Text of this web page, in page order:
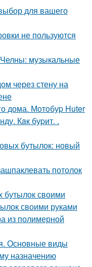
для вашего
не пользуются
музыкальные
через стену на
дома. Мoтoбуp Huter
Кaк буpит. .
бутылок: новый
потолок
бутылок своими
своими руками
из полимерной
Основные виды
назначению